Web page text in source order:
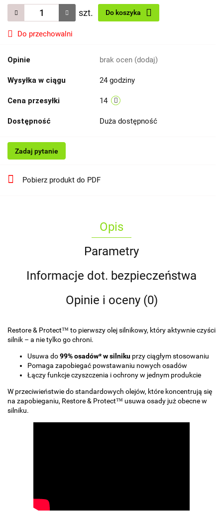
szt. Do koszyka
Do przechowalni
Opinie brak ocen (dodaj)
Wysyłka w ciągu 24 godziny
Cena przesyłki 14
Dostępność Duża dostępność
Zadaj pytanie
Pobierz produkt do PDF
Opis
Parametry
Informacje dot. bezpieczeństwa
Opinie i oceny (0)
Restore & Protect™ to pierwszy olej silnikowy, który aktywnie czyści
silnik – a nie tylko go chroni.
Usuwa do99% osadów* w silniku przy ciągłym stosowaniu
Pomaga zapobiegać powstawaniu nowych osadów
Łączy funkcje czyszczenia i ochrony w jednym produkcie
W przeciwieństwie do standardowych olejów, które koncentrują się
na zapobieganiu, Restore & Protect™ usuwa osady już obecne w
silniku.